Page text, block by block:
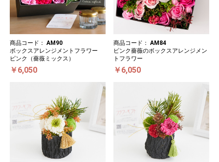
商品コード： AM90
ボックスアレンジメントフラワー
ピンク（薔薇ミックス）
￥6,050
商品コード： AM84
ピンク薔薇のボックスアレンジメン
トフラワー
￥6,050